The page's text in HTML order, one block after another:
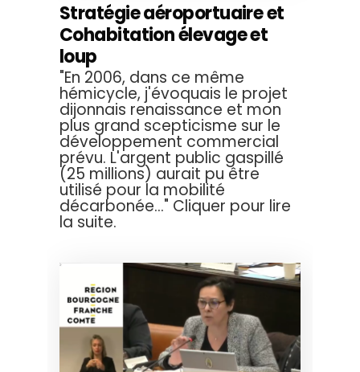
Stratégie aéroportuaire et
Cohabitation élevage et
loup
"En 2006, dans ce même
hémicycle, j'évoquais le projet
dijonnais renaissance et mon
plus grand scepticisme sur le
développement commercial
prévu. L'argent public gaspillé
(25 millions) aurait pu être
utilisé pour la mobilité
décarbonée..." Cliquer pour lire
la suite.